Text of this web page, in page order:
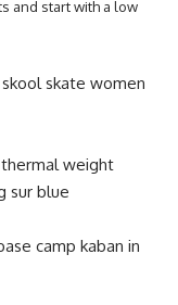
and start with a low
skate women
weight
sur blue
camp kaban in